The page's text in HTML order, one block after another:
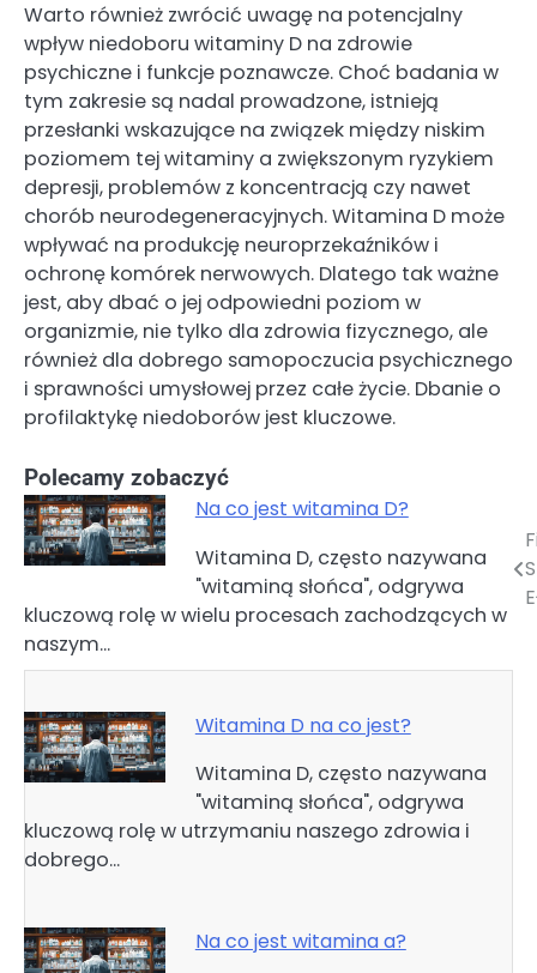
Warto również zwrócić uwagę na potencjalny
wpływ niedoboru witaminy D na zdrowie
psychiczne i funkcje poznawcze. Choć badania w
tym zakresie są nadal prowadzone, istnieją
przesłanki wskazujące na związek między niskim
poziomem tej witaminy a zwiększonym ryzykiem
depresji, problemów z koncentracją czy nawet
chorób neurodegeneracyjnych. Witamina D może
wpływać na produkcję neuroprzekaźników i
ochronę komórek nerwowych. Dlatego tak ważne
jest, aby dbać o jej odpowiedni poziom w
organizmie, nie tylko dla zdrowia fizycznego, ale
również dla dobrego samopoczucia psychicznego
i sprawności umysłowej przez całe życie. Dbanie o
profilaktykę niedoborów jest kluczowe.
Polecamy zobaczyć
Na co jest witamina D?
Witamina D, często nazywana
"witaminą słońca", odgrywa
kluczową rolę w wielu procesach zachodzących w
naszym…
Witamina D na co jest?
Witamina D, często nazywana
"witaminą słońca", odgrywa
kluczową rolę w utrzymaniu naszego zdrowia i
dobrego…
Na co jest witamina a?
Nawigacja